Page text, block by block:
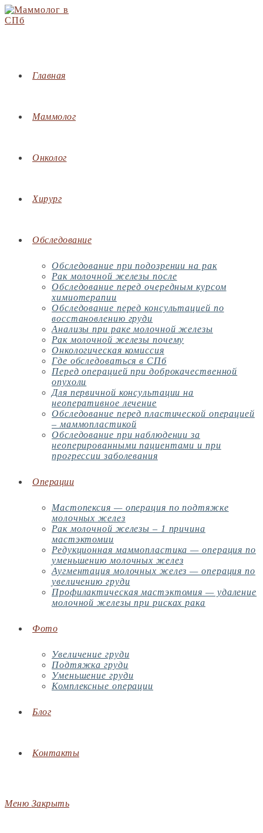
Перейти
к
Главная
Маммолог
Онколог
Хирург
Обследование
Обследование при подозрении на рак
Рак молочной железы после
Обследование перед очередным курсом
химиотерапии
Обследование перед консультацией по
восстановлению груди
Анализы при раке молочной железы
Рак молочной железы почему
Онкологическая комиссия
Где обследоваться в СПб
Перед операцией при доброкачественной
опухоли
Для первичной консультации на
неоперативное лечение
Обследование перед пластической операцией
– маммопластикой
Обследование при наблюдении за
неоперированными пациентами и при
прогрессии заболевания
Операции
Мастопексия — операция по подтяжке
молочных желез
Рак молочной железы – 1 причина
мастэктомии
Редукционная маммопластика — операция по
уменьшению молочных желез
Аугментация молочных желез — операция по
увеличению груди
Профилактическая мастэктомия — удаление
молочной железы при рисках рака
Фото
Увеличение груди
Подтяжка груди
Уменьшение груди
Комплексные операции
Блог
Контакты
Меню Закрыть